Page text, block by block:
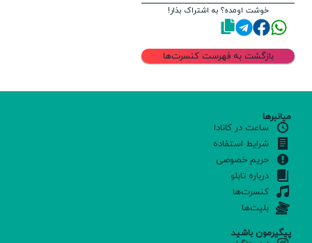
خوشت اومده؟ به اشتراک بذار!
بازگشت به فهرست کنسرت‌ها
میانبرها
ساعت در کانادا
شرایط استفاده
حریم خصوصی
درباره تابلو
کنسرت‌ها
بلیت‌ها
پیگیرمون باشید